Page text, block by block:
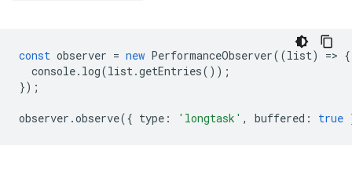
const observer = new PerformanceObserver((list) => {
console. log(list.getEntries());
});
observer .observe({ type : 'longtask' , buffered : true